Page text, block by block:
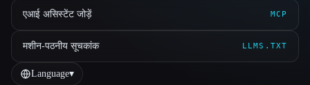
एआई असिस्टेंट जोड़ें MCP
मशीन-पठनीय सूचकांक LLMS.TXT
Language▾